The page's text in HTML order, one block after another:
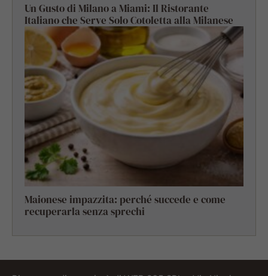
Un Gusto di Milano a Miami: Il Ristorante
Italiano che Serve Solo Cotoletta alla Milanese
Maionese impazzita: perché succede e come
recuperarla senza sprechi